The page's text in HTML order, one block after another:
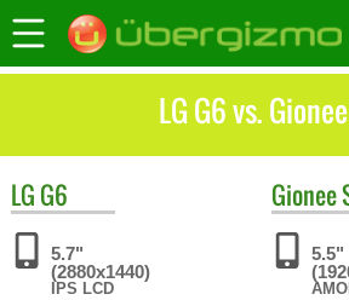
LG G6 vs.
LG G6
5.7"
(2880x1440)
IPS LCD
Gionee
5.5"